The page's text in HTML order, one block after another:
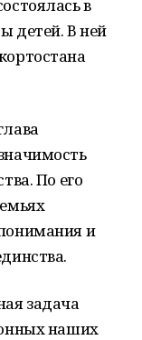
в
детей. В ней
По его
и
задача
наших